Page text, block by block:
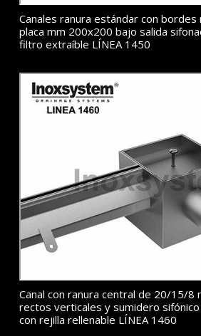
Canales ranura estándar con
placa mm 200x200 bajo salida
filtro extraíble LÍNEA 1450
Canal con ranura central de 20/15/8
rectos verticales y sumidero
con rejilla rellenable LÍNEA 1460